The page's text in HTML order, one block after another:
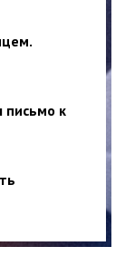
письмо к